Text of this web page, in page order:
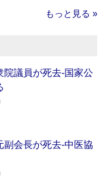
もっと見る »
院議員が死去‐国家公
副会長が死去‐中医協